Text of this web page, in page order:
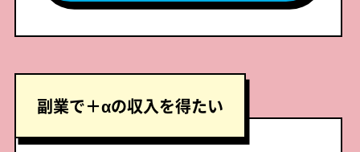
副業で＋αの収入を得たい